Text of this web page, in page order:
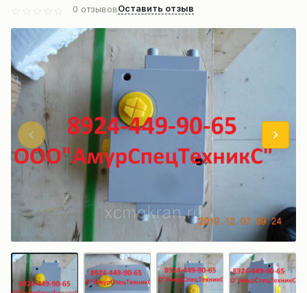
0 отзывовОставить отзыв